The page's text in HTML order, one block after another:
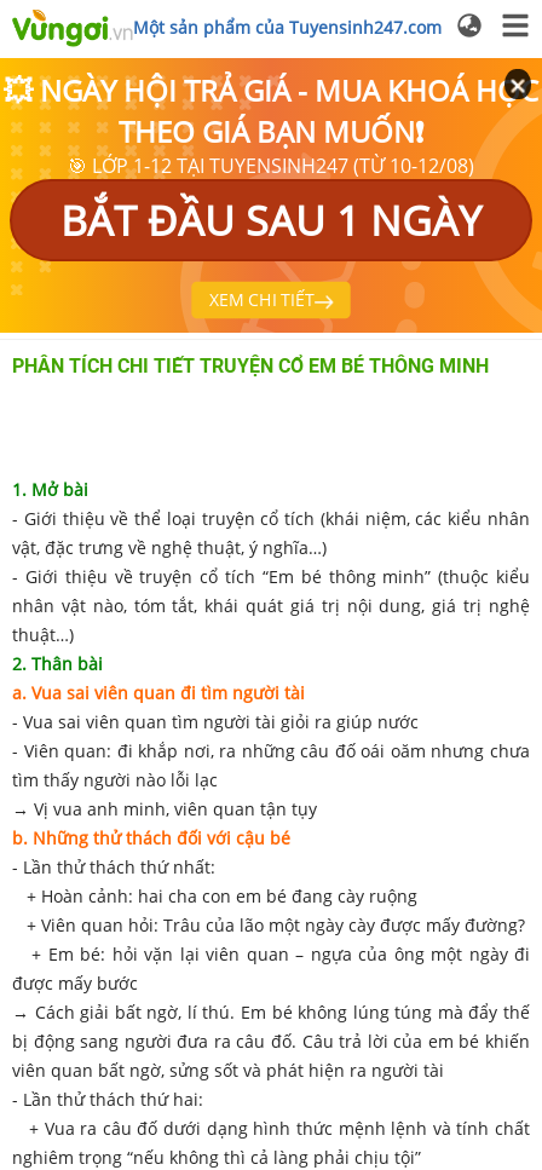
Một sản phẩm của Tuyensinh247.com
💥 NGÀY HỘI TRẢ GIÁ - MUA KHOÁ HỌC
THEO GIÁ BẠN MUỐN❗
🎯 LỚP 1-12 TẠI TUYENSINH247 (TỪ 10-12/08)
BẮT ĐẦU SAU 1 NGÀY
XEM CHI TIẾT
PHÂN TÍCH CHI TIẾT TRUYỆN CỔ EM BÉ THÔNG MINH
1. Mở bài
- Giới thiệu về thể loại truyện cổ tích (khái niệm, các kiểu nhân
vật, đặc trưng về nghệ thuật, ý nghĩa…)
- Giới thiệu về truyện cổ tích “Em bé thông minh” (thuộc kiểu
nhân vật nào, tóm tắt, khái quát giá trị nội dung, giá trị nghệ
thuật…)
2. Thân bài
a. Vua sai viên quan đi tìm người tài
- Vua sai viên quan tìm người tài giỏi ra giúp nước
- Viên quan: đi khắp nơi, ra những câu đố oái oăm nhưng chưa
tìm thấy người nào lỗi lạc
→ Vị vua anh minh, viên quan tận tụy
b. Những thử thách đối với cậu bé
- Lần thử thách thứ nhất:
+ Hoàn cảnh: hai cha con em bé đang cày ruộng
+ Viên quan hỏi: Trâu của lão một ngày cày được mấy đường?
+ Em bé: hỏi vặn lại viên quan – ngựa của ông một ngày đi
được mấy bước
→ Cách giải bất ngờ, lí thú. Em bé không lúng túng mà đẩy thế
bị động sang người đưa ra câu đố. Câu trả lời của em bé khiến
viên quan bất ngờ, sửng sốt và phát hiện ra người tài
- Lần thử thách thứ hai:
+ Vua ra câu đố dưới dạng hình thức mệnh lệnh và tính chất
nghiêm trọng “nếu không thì cả làng phải chịu tội”